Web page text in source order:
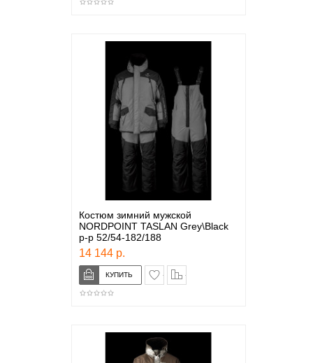
Костюм зимний мужской
NORDPOINT TASLAN Grey\Black
р-р 52/54-182/188
14 144 р.
в закладки